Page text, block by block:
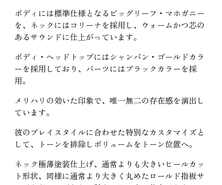
ボディには標準仕様となるビッグリーフ・マホガニー
を、ネックにはコリーナを採用し、ウォームかつ芯の
あるサウンドに仕上がっています。
ボディ・ヘッドトップにはシャンパン・ゴールドカラ
ーを採用しており、パーツにはブラックカラーを採
用。
メリハリの効いた印象で、唯一無二の存在感を演出し
ています。
彼のプレイスタイルに合わせた特別なカスタマイズと
して、トーンを排除しボリュームをトーン位置へ。
ネック極薄塗装仕上げ、通常よりも大きいヒールカッ
ト形状、同様に通常より大きく丸めたロールド指板サ